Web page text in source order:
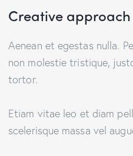
Creative
Aenean et egestas nulla.
non molestie tristique,
tortor.
Etiam vitae leo et diam
scelerisque massa vel